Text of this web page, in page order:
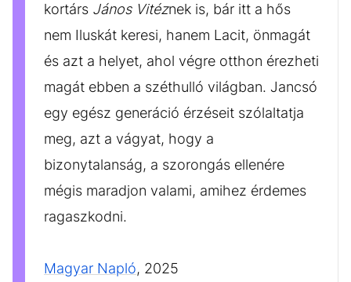
kortárs János Vitéznek is, bár itt a hős
nem Iluskát keresi, hanem Lacit, önmagát
és azt a helyet, ahol végre otthon érezheti
magát ebben a széthulló világban. Jancsó
egy egész generáció érzéseit szólaltatja
meg, azt a vágyat, hogy a
bizonytalanság, a szorongás ellenére
mégis maradjon valami, amihez érdemes
ragaszkodni.
Magyar Napló, 2025